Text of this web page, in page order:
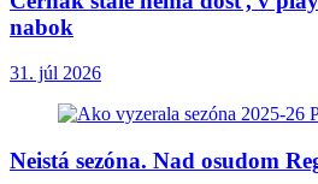
nabok
31. júl 2026
Neistá sezóna. Nad osudom